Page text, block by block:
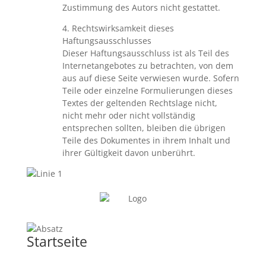
Zustimmung des Autors nicht gestattet.
4. Rechtswirksamkeit dieses
Haftungsausschlusses
Dieser Haftungsausschluss ist als Teil des
Internetangebotes zu betrachten, von dem
aus auf diese Seite verwiesen wurde. Sofern
Teile oder einzelne Formulierungen dieses
Textes der geltenden Rechtslage nicht,
nicht mehr oder nicht vollständig
entsprechen sollten, bleiben die übrigen
Teile des Dokumentes in ihrem Inhalt und
ihrer Gültigkeit davon unberührt.
Startseite